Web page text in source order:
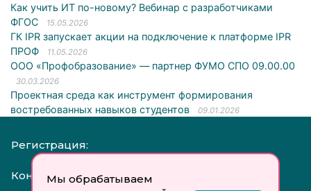
Мы обрабатываем
Как учить ИТ по-новому? Вебинар с разработчиками
ФГОС
15.05.2026
ГК IPR запускает акции на подключение к платформе IPR
ПРОФ
11.05.2026
ООО «Профобразование» — партнер ФУМО СПО 09.00.00
30.03.2026
Проектная среда как инструмент формирования
востребованных навыков студентов
09.01.2026
Регистрация:
Контакты: